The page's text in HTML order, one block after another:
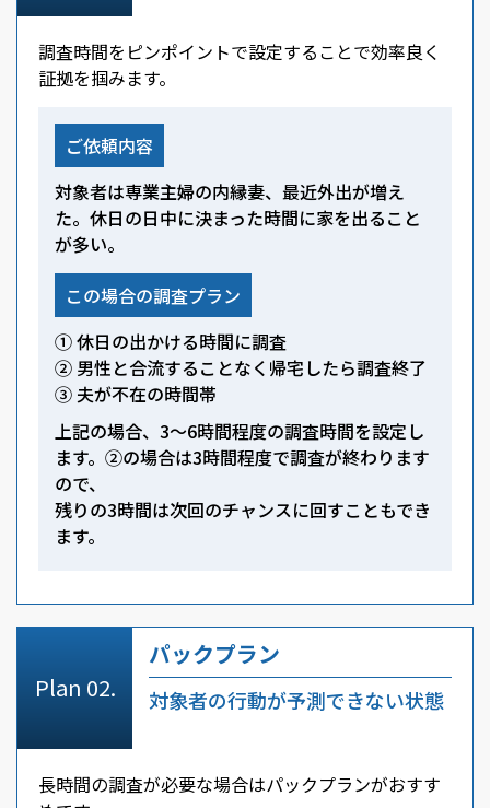
調査時間をピンポイントで設定することで効率良く
証拠を掴みます。
ご依頼内容
対象者は専業主婦の内縁妻、最近外出が増え
た。休日の日中に決まった時間に家を出ること
が多い。
この場合の調査プラン
① 休日の出かける時間に調査
② 男性と合流することなく帰宅したら調査終了
③ 夫が不在の時間帯
上記の場合、3～6時間程度の調査時間を設定し
ます。②の場合は3時間程度で調査が終わります
ので、
残りの3時間は次回のチャンスに回すこともでき
ます。
パックプラン
対象者の行動が予測できない状態
長時間の調査が必要な場合はパックプランがおすす